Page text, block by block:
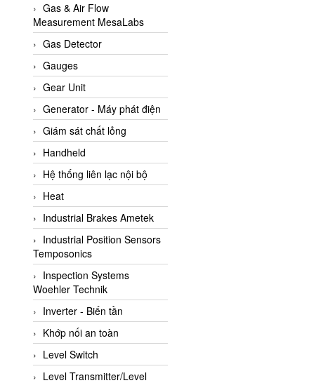
ASCO CO2
Asker
AT2E
ATC Pneumatic
ATEX System
ATI - IA
ATI (Analytical Technology
Inc)
Atos
Atrax
Auma
Autec
Auto Flow
Automatic valve
Aventics
Avproglobal
Axiomtek
AZBIL
Gas & Air Flow
Measurement MesaLabs
Gas Detector
Gauges
Gear Unit
Generator - Máy phát điện
Giám sát chất lỏng
Handheld
Hệ thống liên lạc nội bộ
Heat
Industrial Brakes Ametek
Industrial Position Sensors
Temposonics
Inspection Systems
Woehler Technik
Inverter - Biến tần
Khớp nối an toàn
Level Switch
Level Transmitter/Level